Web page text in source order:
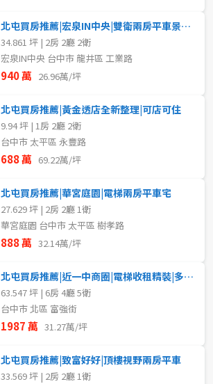
北屯買房推薦|宏泉IN中央|雙衛兩房平車景觀宅
34.861 坪 | 2房 2廳 2衛
宏泉IN中央 台中市 龍井區 工業路
940 萬 26.96萬/坪
北屯買房推薦|黃金透店全新整理|可店可住
9.94 坪 | 1房 2廳 2衛
台中市 太平區 永豐路
688 萬 69.22萬/坪
北屯買房推薦|華宮庭園|電梯兩房平車宅
27.629 坪 | 2房 2廳 1衛
華宮庭園 台中市 太平區 樹孝路
888 萬 32.14萬/坪
北屯買房推薦|近一中商圈|電梯收租精裝|多種房型
63.547 坪 | 6房 4廳 5衛
台中市 北區 富強街
1987 萬 31.27萬/坪
北屯買房推薦|致富好好|頂樓視野兩房平車
33.569 坪 | 2房 2廳 1衛